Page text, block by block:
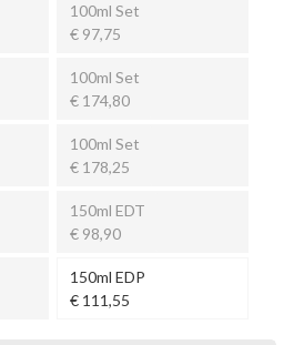
100ml Set
€ 97,75
100ml Set
€ 174,80
100ml Set
€ 178,25
150ml EDT
€ 98,90
150ml EDP
€ 111,55